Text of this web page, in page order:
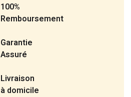
100%
Remboursement
Garantie
Assuré
Livraison
à domicile